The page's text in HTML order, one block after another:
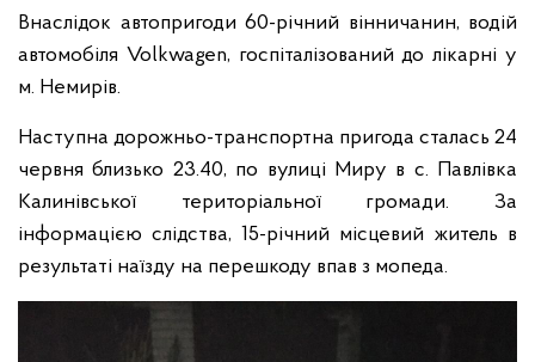
Внаслідок автопригоди 60-річний вінничанин, водій
автомобіля Volkwagen, госпіталізований до лікарні у
м. Немирів.
Наступна дорожньо-транспортна пригода сталась 24
червня близько 23.40, по вулиці Миру в с. Павлівка
Калинівської територіальної громади. За
інформацією слідства, 15-річний місцевий житель в
результаті наїзду на перешкоду впав з мопеда.